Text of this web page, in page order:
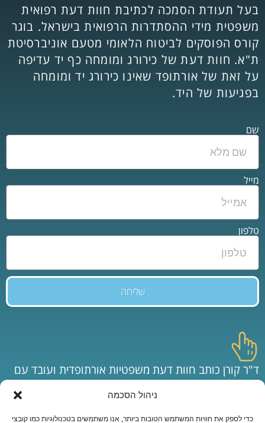
ניהול הסכמה
כדי לספק את חוויות המשתמש הטובות ביותר, אנו משתמשים בטכנולוגיות כמו קובצי
בעל תעודת הסמכה לכתיבת חוות דעת רפואית
משפטית מידי ההסתדרות הרפואית בישראל. בוגר
קורס הפוסקים לביטוח הלאומי מטעם אוניברסיטת
ת"א. חוות דעת של כירורג ומומחה כף יד עדיפה
על זאת של אורתופד שאינו כירורג יד ומומחה
בפגיעות של היד.
שם
מייל
טלפון
שליחה
ד"ר קורן כותב חוות דעת משפטיות אורתופדית ועובד עם